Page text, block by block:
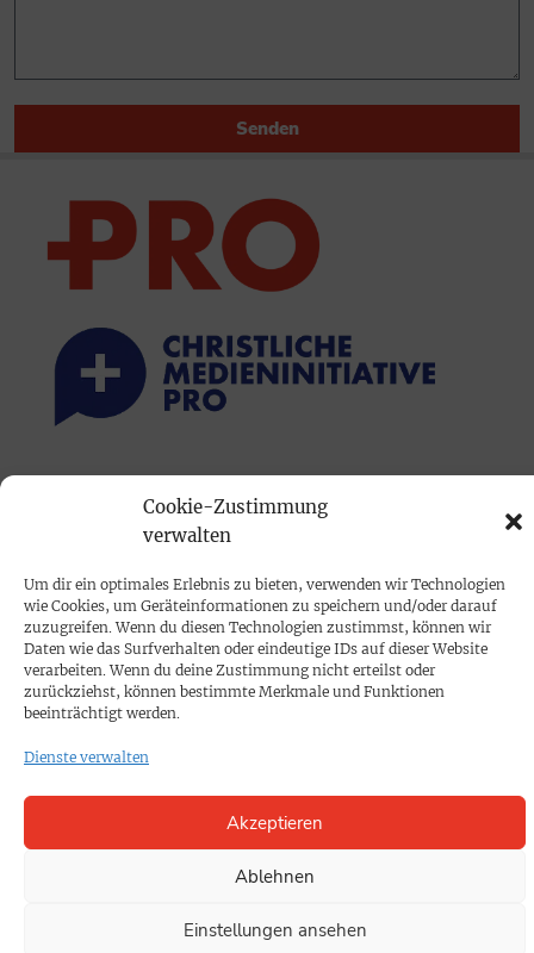
Cookie-Zustimmung
verwalten
Um dir ein optimales Erlebnis zu bieten, verwenden wir Technologien
wie Cookies, um Geräteinformationen zu speichern und/oder darauf
zuzugreifen. Wenn du diesen Technologien zustimmst, können wir
Daten wie das Surfverhalten oder eindeutige IDs auf dieser Website
verarbeiten. Wenn du deine Zustimmung nicht erteilst oder
zurückziehst, können bestimmte Merkmale und Funktionen
beeinträchtigt werden.
Dienste verwalten
Akzeptieren
Ablehnen
Einstellungen ansehen
Senden
Mediadaten
PROKOMPAKT
Impressum
SPENDEN
Cookie-Richtlinie